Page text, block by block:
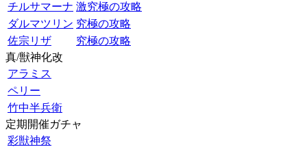
チルサマーナ 激究極の攻略
ダルマツリン 究極の攻略
佐宗リザ
究極の攻略
真/獣神化改
アラミス
ペリー
竹中半兵衛
定期開催ガチャ
彩獣神祭